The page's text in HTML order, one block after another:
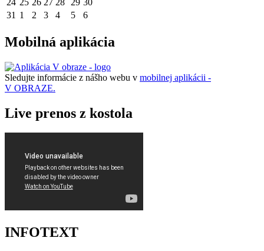
31 1 2 3 4 5 6
Mobilná aplikácia
Sledujte informácie z nášho webu v mobilnej aplikácii -
V OBRAZE.
Live prenos z kostola
INFOTEXT